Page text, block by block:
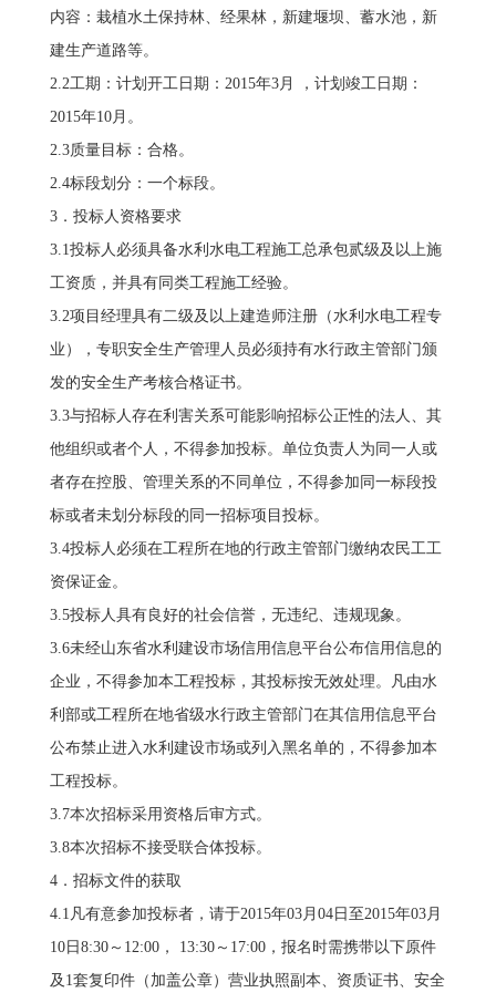
内容：栽植水土保持林、经果林，新建堰坝、蓄水池，新
建生产道路等。
2.2工期：计划开工日期：2015年3月 ，计划竣工日期：
2015年10月。
2.3质量目标：合格。
2.4标段划分：一个标段。
3．投标人资格要求
3.1投标人必须具备水利水电工程施工总承包贰级及以上施
工资质，并具有同类工程施工经验。
3.2项目经理具有二级及以上建造师注册（水利水电工程专
业），专职安全生产管理人员必须持有水行政主管部门颁
发的安全生产考核合格证书。
3.3与招标人存在利害关系可能影响招标公正性的法人、其
他组织或者个人，不得参加投标。单位负责人为同一人或
者存在控股、管理关系的不同单位，不得参加同一标段投
标或者未划分标段的同一招标项目投标。
3.4投标人必须在工程所在地的行政主管部门缴纳农民工工
资保证金。
3.5投标人具有良好的社会信誉，无违纪、违规现象。
3.6未经山东省水利建设市场信用信息平台公布信用信息的
企业，不得参加本工程投标，其投标按无效处理。凡由水
利部或工程所在地省级水行政主管部门在其信用信息平台
公布禁止进入水利建设市场或列入黑名单的，不得参加本
工程投标。
3.7本次招标采用资格后审方式。
3.8本次招标不接受联合体投标。
4．招标文件的获取
4.1凡有意参加投标者，请于2015年03月04日至2015年03月
10日8:30～12:00， 13:30～17:00，报名时需携带以下原件
及1套复印件（加盖公章）营业执照副本、资质证书、安全